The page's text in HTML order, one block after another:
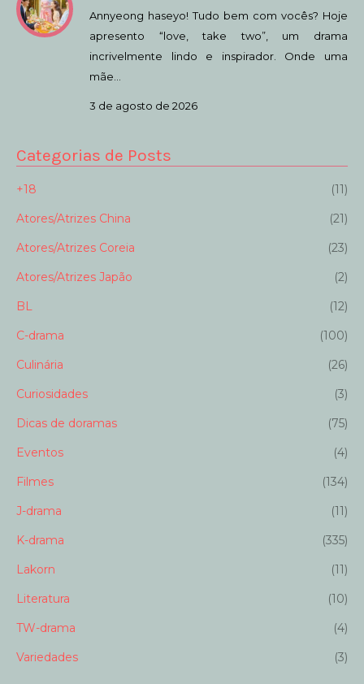
Annyeong haseyo! Tudo bem com vocês? Hoje
apresento “love, take two”, um drama
incrivelmente lindo e inspirador. Onde uma
mãe…
3 de agosto de 2026
Categorias de Posts
+18
(11)
Atores/Atrizes China
(21)
Atores/Atrizes Coreia
(23)
Atores/Atrizes Japão
(2)
BL
(12)
C-drama
(100)
Culinária
(26)
Curiosidades
(3)
Dicas de doramas
(75)
Eventos
(4)
Filmes
(134)
J-drama
(11)
K-drama
(335)
Lakorn
(11)
Literatura
(10)
TW-drama
(4)
Variedades
(3)